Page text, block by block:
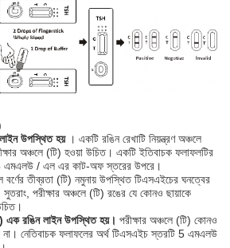
উপস্থিত হয়। একটি রঙিন রেখাটি নিয়ন্ত্রণ অঞ্চলে
অঞ্চলে (টি) হওয়া উচিত। একটি ইতিবাচক ফলাফলটির
এমএলউ / এল এর কাট-অফ স্তরের উপরে।
বর্ণের তীব্রতা (টি) নমুনায় উপস্থিত টিএসএইচের ঘনত্বের
পরীক্ষার অঞ্চলে (টি) রঙের যে কোনও ছায়াকে
এক রঙিন লাইন উপস্থিত হয়। পরীক্ষার অঞ্চলে (টি) কোনও
নেতিবাচক ফলাফলের অর্থ টিএসএইচ স্তরটি 5 এমএলউ